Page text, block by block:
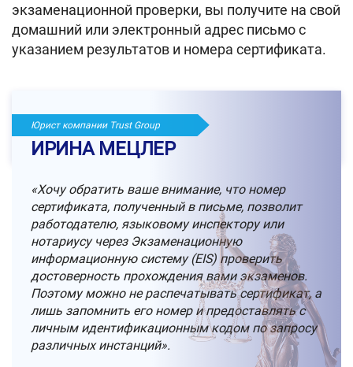
экзаменационной проверки, вы получите на свой
домашний или электронный адрес письмо с
указанием результатов и номера сертификата.
Юрист компании Trust Group
ИРИНА МЕЦЛЕР
«Хочу обратить ваше внимание, что номер
сертификата, полученный в письме, позволит
работодателю, языковому инспектору или
нотариусу через Экзаменационную
информационную систему (EIS) проверить
достоверность прохождения вами экзаменов.
Поэтому можно не распечатывать сертификат, а
лишь запомнить его номер и предоставлять с
личным идентификационным кодом по запросу
различных инстанций».